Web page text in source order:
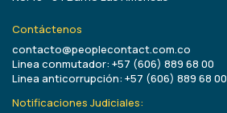
Contáctenos
contacto@peoplecontact.com.co
Linea conmutador: +57 (606) 889 68 00
Linea anticorrupción: +57 (606) 889 68 00
Notificaciones Judiciales: